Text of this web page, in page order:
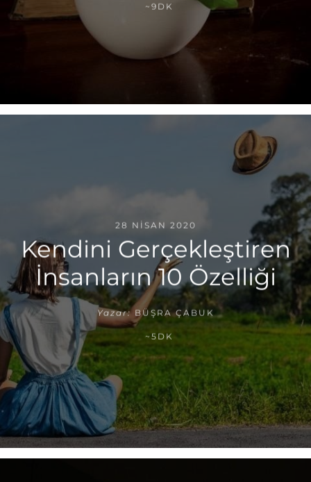
~9DK
28 NISAN 2020
Kendini Gerçekleştiren
İnsanların 10 Özelliği
Yazar: BÜŞRA ÇABUK
~5DK